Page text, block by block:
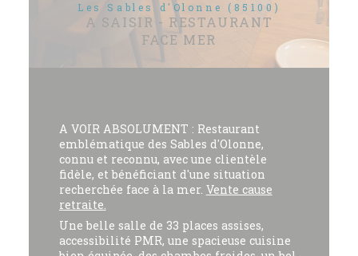
Les Sables d'Olonne (85100)
A SAISIR - RESTAURANT
FACE MER
A VOIR ABSOLUMENT : Restaurant
emblématique des Sables d'Olonne,
connu et reconnu, avec une clientèle
fidèle, et bénéficiant d'une situation
recherchée face à la mer. Vente cause
retraite.
Une belle salle de 33 places assises,
accessibilité PMR, une spacieuse cuisine